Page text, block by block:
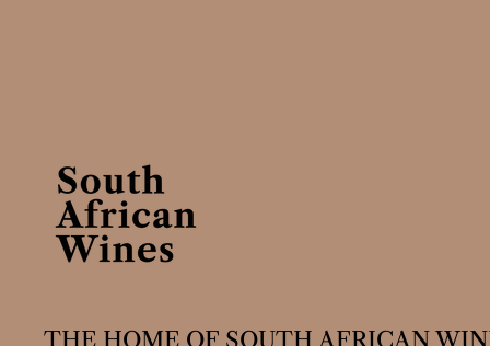
THE HOME OF SOUTH AFRICAN